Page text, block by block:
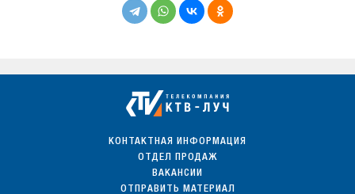
КОНТАКТНАЯ ИНФОРМАЦИЯ
ОТДЕЛ ПРОДАЖ
ВАКАНСИИ
ОТПРАВИТЬ МАТЕРИАЛ